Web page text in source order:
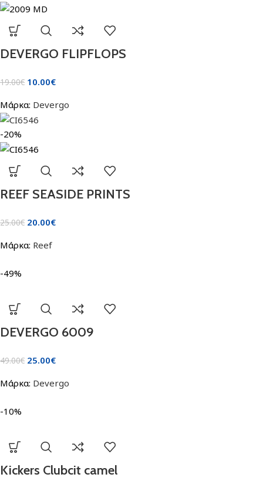
DEVERGO FLIPFLOPS
19.00€ 10.00€
Μάρκα: Devergo
-20%
REEF SEASIDE PRINTS
25.00€ 20.00€
Μάρκα: Reef
-49%
DEVERGO 6009
49.00€ 25.00€
Μάρκα: Devergo
-10%
Kickers Clubcit camel